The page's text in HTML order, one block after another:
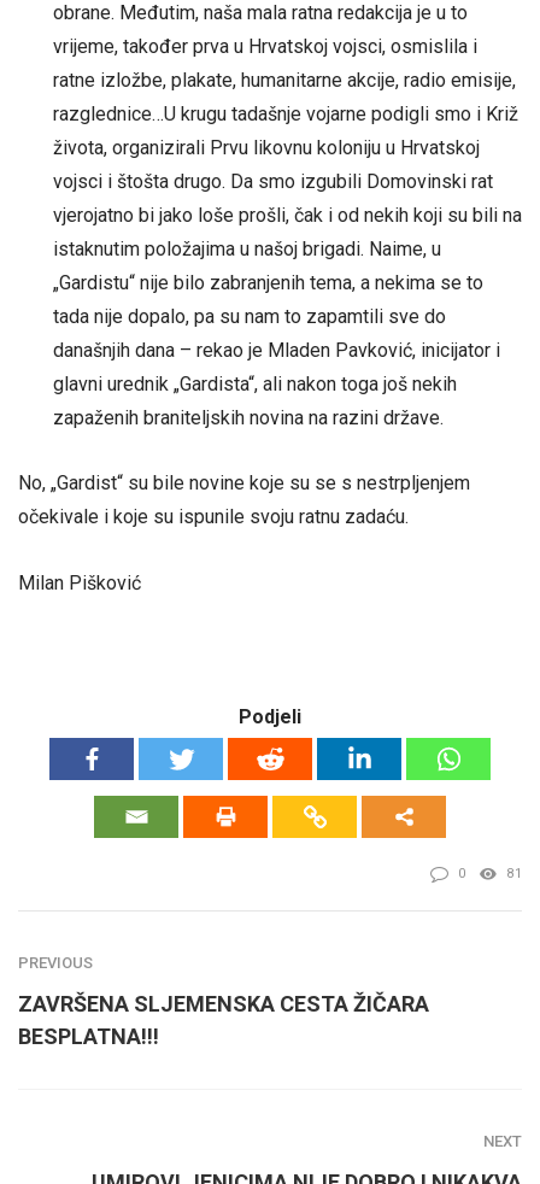
obrane. Međutim, naša mala ratna redakcija je u to
vrijeme, također prva u Hrvatskoj vojsci, osmislila i
ratne izložbe, plakate, humanitarne akcije, radio emisije,
razglednice…U krugu tadašnje vojarne podigli smo i Križ
života, organizirali Prvu likovnu koloniju u Hrvatskoj
vojsci i štošta drugo. Da smo izgubili Domovinski rat
vjerojatno bi jako loše prošli, čak i od nekih koji su bili na
istaknutim položajima u našoj brigadi. Naime, u
„Gardistu“ nije bilo zabranjenih tema, a nekima se to
tada nije dopalo, pa su nam to zapamtili sve do
današnjih dana – rekao je Mladen Pavković, inicijator i
glavni urednik „Gardista“, ali nakon toga još nekih
zapaženih braniteljskih novina na razini države.
No, „Gardist“ su bile novine koje su se s nestrpljenjem
očekivale i koje su ispunile svoju ratnu zadaću.
Milan Pišković
Podjeli
0 81
PREVIOUS
ZAVRŠENA SLJEMENSKA CESTA ŽIČARA
BESPLATNA!!!
NEXT